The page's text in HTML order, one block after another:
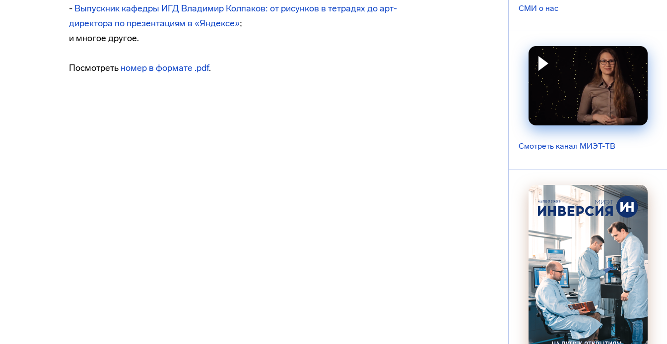
- Выпускник кафедры ИГД Владимир Колпаков: от рисунков в тетрадях до арт-
директора по презентациям в «Яндексе»;
и многое другое.
Посмотреть номер в формате .pdf.
СМИ о нас
Смотреть канал МИЭТ-ТВ